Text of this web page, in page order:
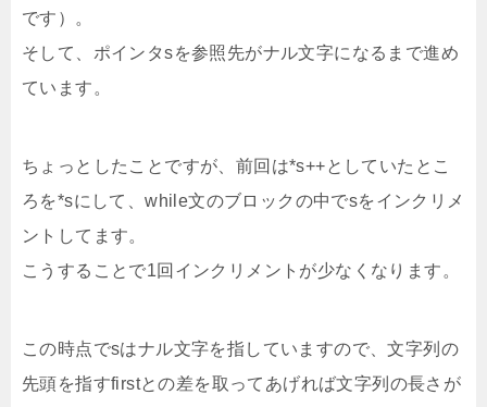
です）。
そして、ポインタsを参照先がナル文字になるまで進め
ています。
ちょっとしたことですが、前回は*s++としていたとこ
ろを*sにして、while文のブロックの中でsをインクリメ
ントしてます。
こうすることで1回インクリメントが少なくなります。
この時点でsはナル文字を指していますので、文字列の
先頭を指すfirstとの差を取ってあげれば文字列の長さが